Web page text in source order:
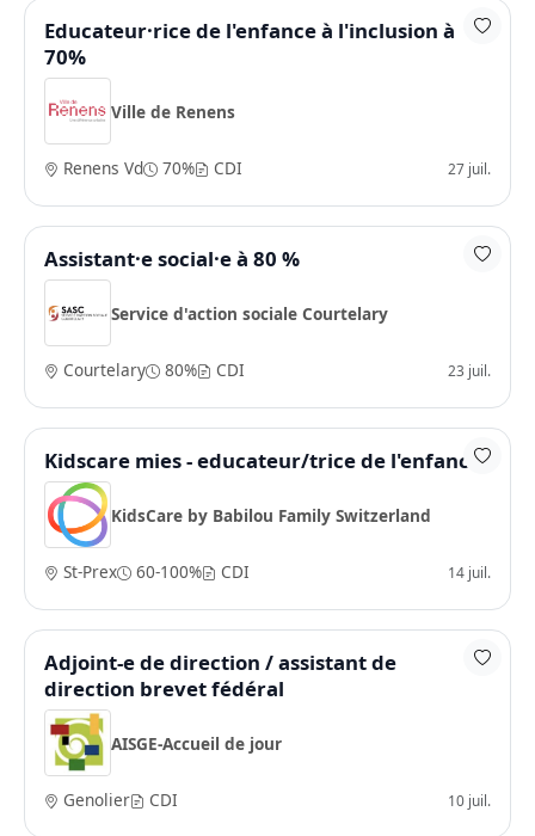
Educateur·rice de l'enfance à l'inclusion à
70%
Ville de Renens
Renens Vd 70% CDI 27 juil.
Assistant·e social·e à 80 %
Service d'action sociale Courtelary
Courtelary 80% CDI 23 juil.
Kidscare mies - educateur/trice de l'enfance
KidsCare by Babilou Family Switzerland
St-Prex 60-100% CDI 14 juil.
Adjoint-e de direction / assistant de
direction brevet fédéral
AISGE-Accueil de jour
Genolier CDI 10 juil.